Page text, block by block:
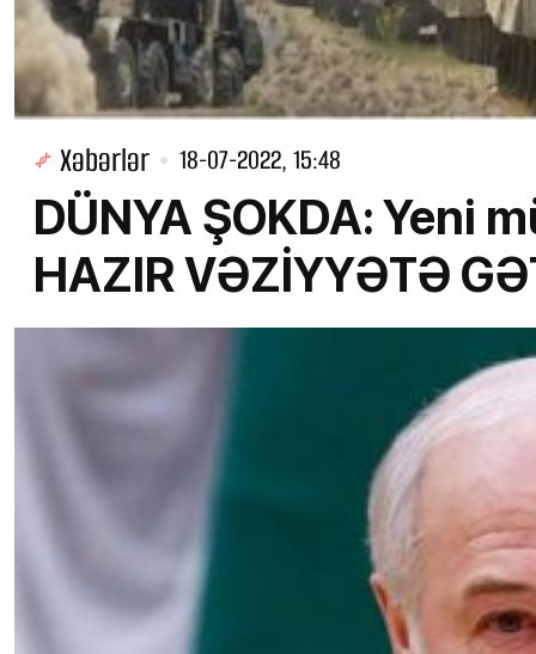
Xəbərlər 18-07-2022, 15:48
DÜNYA ŞOKDA: Yeni
HAZIR VƏZİYYƏTƏ